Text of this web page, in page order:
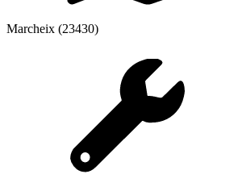
Marcheix (23430)